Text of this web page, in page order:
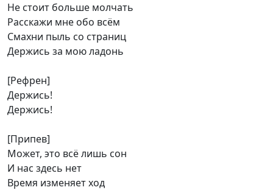
Не стоит больше молчать
Расскажи мне обо всём
Смахни пыль со страниц
Держись за мою ладонь
[Рефрен]
Держись!
Держись!
[Припев]
Может, это всё лишь сон
И нас здесь нет
Время изменяет ход